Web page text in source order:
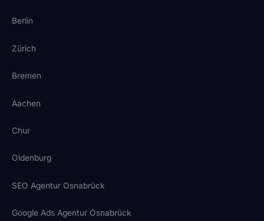
Berlin
Zürich
Bremen
Aachen
Chur
Oldenburg
SEO Agentur Osnabrück
Google Ads Agentur Osnabrück